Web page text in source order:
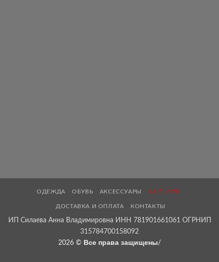
ОДЕЖДА ОБУВЬ АКСЕССУАРЫ SALE -30%
ДОСТАВКА И ОПЛАТА КОНТАКТЫ
ИП Силаева Анна Владимировна ИНН 781901661061 ОГРНИП
315784700158092
2026 © Все права защищены/